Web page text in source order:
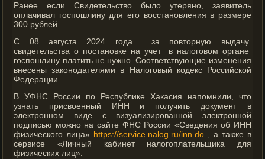
Ранее если Свидетельство было утеряно, заявитель
оплачивал госпошлину для его восстановления в размере
300 рублей.
С 08 августа 2024 года за повторную выдачу
свидетельства о постановке на учет в налоговом органе
госпошлину платить не нужно. Соответствующие изменения
внесены законодателями в Налоговый кодекс Российской
Федерации.
В УФНС России по Республике Хакасия напомнили, что
узнать присвоенный ИНН и получить документ в
электронном виде с визуализированной электронной
подписью можно на сайте ФНС России «Сведения об ИНН
физического лица» https://service.nalog.ru/inn.do , а также в
сервисе «Личный кабинет налогоплательщика для
физических лиц».